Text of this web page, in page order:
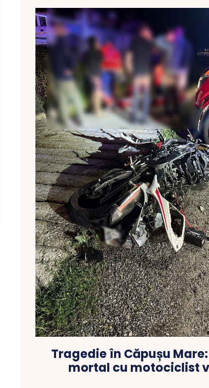
Tragedie în Căpușu
mortal cu motociclist